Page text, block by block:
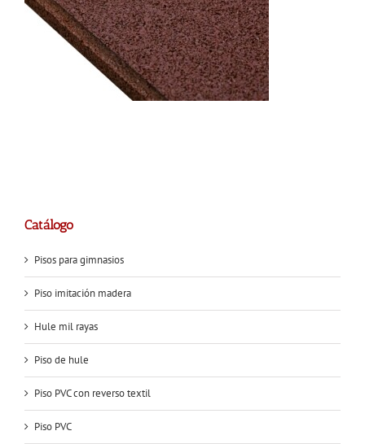
Catálogo
Pisos para gimnasios
Piso imitación madera
Hule mil rayas
Piso de hule
Piso PVC con reverso textil
Piso PVC